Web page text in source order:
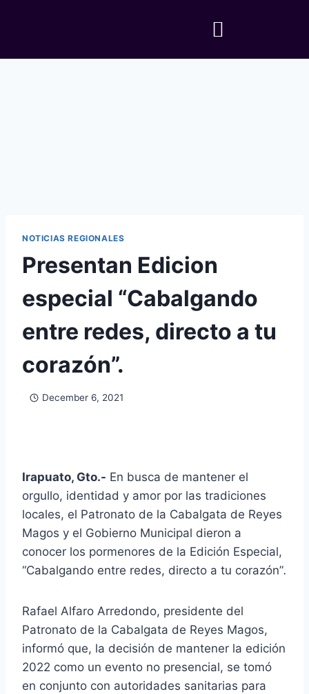
NOTICIAS REGIONALES
Presentan Edicion
especial “Cabalgando
entre redes, directo a tu
corazón”.
December 6, 2021
Irapuato, Gto.- En busca de mantener el
orgullo, identidad y amor por las tradiciones
locales, el Patronato de la Cabalgata de Reyes
Magos y el Gobierno Municipal dieron a
conocer los pormenores de la Edición Especial,
“Cabalgando entre redes, directo a tu corazón”.
Rafael Alfaro Arredondo, presidente del
Patronato de la Cabalgata de Reyes Magos,
informó que, la decisión de mantener la edición
2022 como un evento no presencial, se tomó
en conjunto con autoridades sanitarias para